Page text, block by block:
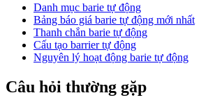
Danh mục barie tự động
Bảng báo giá barie tự động mới nhất
Thanh chắn barie tự động
Cấu tạo barrier tự động
Nguyên lý hoạt động barie tự động
Câu hỏi thường gặp